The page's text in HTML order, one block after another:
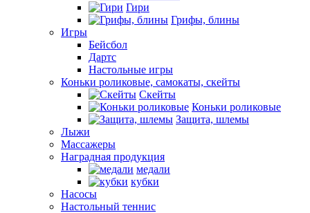
Гири
Грифы, блины
Игры
Бейсбол
Дартс
Настольные игры
Коньки роликовые, самокаты, скейты
Скейты
Коньки роликовые
Защита, шлемы
Лыжи
Массажеры
Наградная продукция
медали
кубки
Насосы
Настольный теннис